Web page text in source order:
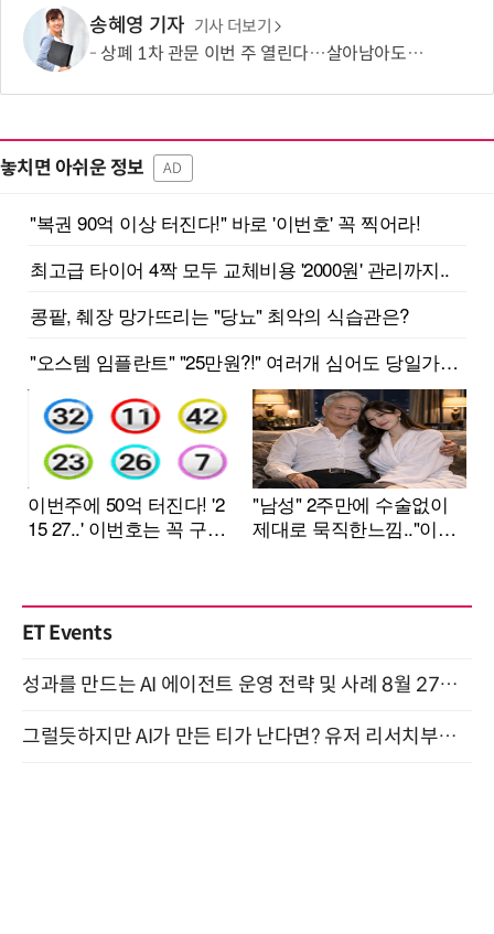
송혜영 기자 기사 더보기
상폐 1차 관문 이번 주 열린다…살아남아도 내년엔 '300억 시험대'
놓치면 아쉬운 정보 AD
ET Events
성과를 만드는 AI 에이전트 운영 전략 및 사례 8월 27일 개최
그럴듯하지만 AI가 만든 티가 난다면? 유저 리서치부터 배포까지! (9/15)